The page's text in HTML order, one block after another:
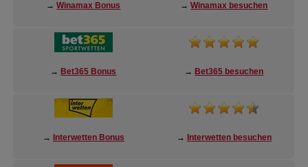
→Winamax Bonus →Winamax besuchen
→ Bet365 Bonus → Bet365 besuchen
→ Interwetten Bonus → Interwetten besuchen